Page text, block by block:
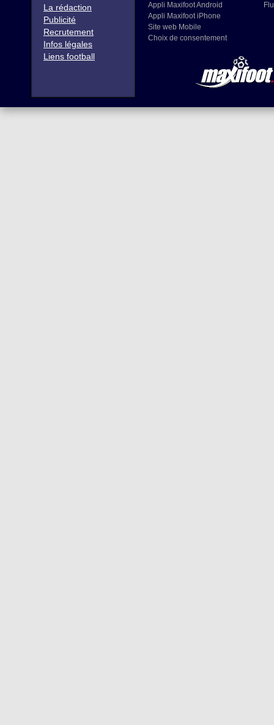
La rédaction
Publicité
Recrutement
Infos légales
Liens football
Appli Maxifoot Android
Appli Maxifoot iPhone
Site web Mobile
Choix de consentement